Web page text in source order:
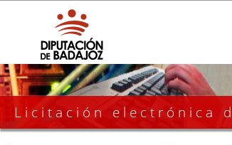
Licitación electrónica